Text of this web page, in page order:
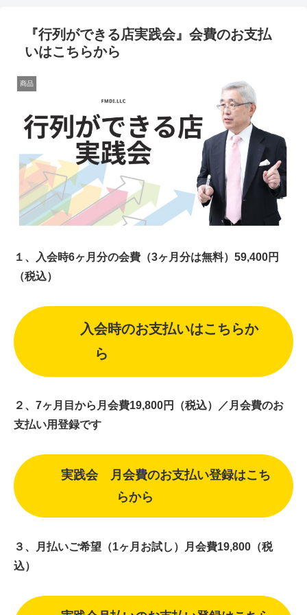
『行列ができる店実践会』会費のお支払
いはこちらから
商品
１、入会時6ヶ月分の会費（3ヶ月分は無料）59,400円
（税込）
入会時のお支払いはこちらか
ら
２、7ヶ月目から月会費19,800円（税込）／月会費のお
支払い用登録です
実践会 月会費のお支払い登録はこち
らから
３、月払いご希望（1ヶ月お試し）月会費19,800（税
込）